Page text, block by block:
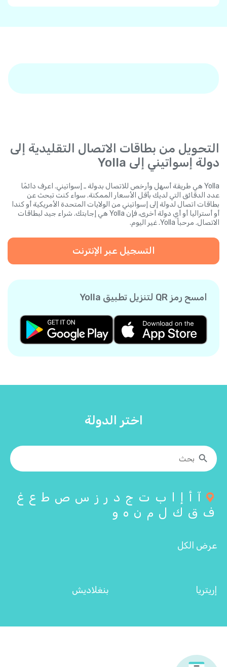
التحويل من بطاقات الاتصال التقليدية إلى
دولة إسواتيني إلى Yolla
Yolla هي طريقة أسهل وأرخص للاتصال بدولة ـ إسواتيني. اعرف دائمًا
عدد الدقائق التي لديك بأقل الأسعار الممكنة. سواء كنت تبحث عن
بطاقات اتصال لدولة إلى إسواتيني من الولايات المتحدة الأمريكية أو كندا
أو أستراليا أو أي دولة أخرى، فإن Yolla هي إجابتك. شراء جيد لبطاقات
الاتصال. مرحباً Yolla. غير اليوم.
التسجيل عبر الإنترنت
امسح رمز QR لتنزيل تطبيق Yolla
اختر الدولة
آ أ إ ا ب ت ج د ر ز س ص ط ع غ
ف ق ك ل م ن ه و
عرض الكل
إريتريا بنغلاديش